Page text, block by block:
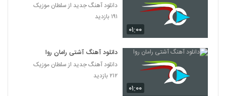
۰۱:۰۰
دانلود آهنگ جدید از سلطان موزیک
۱۹۱ بازدید
۰۱:۰۰
دانلود آهنگ آشتی رامان روا
دانلود آهنگ جدید از سلطان موزیک
۲۱۲ بازدید